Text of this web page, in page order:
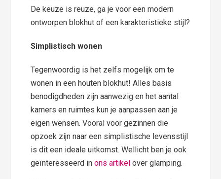
De keuze is reuze, ga je voor een modern
ontworpen blokhut of een karakteristieke stijl?
Simplistisch wonen
Tegenwoordig is het zelfs mogelijk om te
wonen in een houten blokhut! Alles basis
benodigdheden zijn aanwezig en het aantal
kamers en ruimtes kun je aanpassen aan je
eigen wensen. Vooral voor gezinnen die
opzoek zijn naar een simplistische levensstijl
is dit een ideale uitkomst. Wellicht ben je ook
geïnteresseerd inons artikel over glamping.